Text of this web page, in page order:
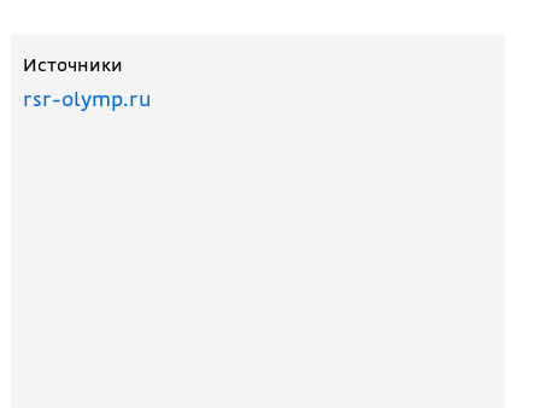
Источники
rsr-olymp.ru